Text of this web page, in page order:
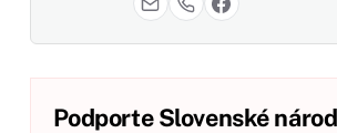
Podporte Slovenské